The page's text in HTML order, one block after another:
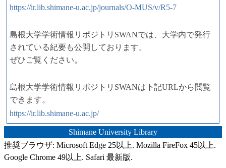
https://ir.lib.shimane-u.ac.jp/journals/O-MUS/v/R5-7
島根大学学術情報リポジトリSWANでは、大学内で発行
されている紀要も公開しております。
ぜひご覧ください。
島根大学学術情報リポジトリSWANは下記URLから閲覧
できます。
https://ir.lib.shimane-u.ac.jp/
Shimane University Library
推奨ブラウザ: Microsoft Edge 25以上. Mozilla FireFox 45以上.
Google Chrome 49以上. Safari 最新版.